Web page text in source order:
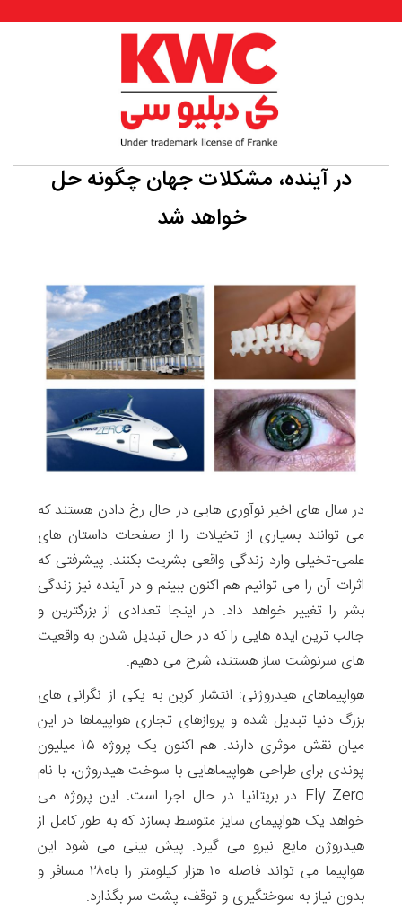
در آینده، مشکلات جهان چگونه حل
خواهد شد
در سال های اخیر نوآوری هایی در حال رخ دادن هستند که
می توانند بسیاری از تخیلات را از صفحات داستان های
علمی-تخیلی وارد زندگی واقعی بشریت بکنند. پیشرفتی که
اثرات آن را می توانیم هم اکنون ببینم و در آینده نیز زندگی
بشر را تغییر خواهد داد. در اینجا تعدادی از بزرگترین و
جالب ترین ایده هایی را که در حال تبدیل شدن به واقعیت
های سرنوشت ساز هستند، شرح می دهیم.
هواپیماهای هیدروژنی: انتشار کربن به یکی از نگرانی های
بزرگ دنیا تبدیل شده و پروازهای تجاری هواپیماها در این
میان نقش موثری دارند. هم اکنون یک پروژه ۱۵ میلیون
پوندی برای طراحی هواپیماهایی با سوخت هیدروژن، با نام
Fly Zero در بریتانیا در حال اجرا است. این پروژه می
خواهد یک هواپیمای سایز متوسط بسازد که به طور کامل از
هیدروژن مایع نیرو می گیرد. پیش بینی می شود این
هواپیما می تواند فاصله ۱۰ هزار کیلومتر را با۲۸۰ مسافر و
بدون نیاز به سوختگیری و توقف، پشت سر بگذارد.